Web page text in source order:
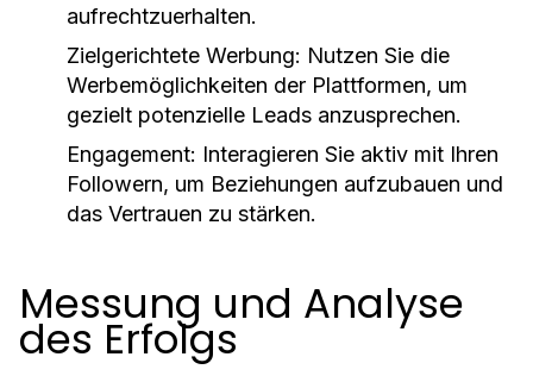
aufrechtzuerhalten.
Zielgerichtete Werbung: Nutzen Sie die
Werbemöglichkeiten der Plattformen, um
gezielt potenzielle Leads anzusprechen.
Engagement: Interagieren Sie aktiv mit Ihren
Followern, um Beziehungen aufzubauen und
das Vertrauen zu stärken.
Messung und Analyse
des Erfolgs